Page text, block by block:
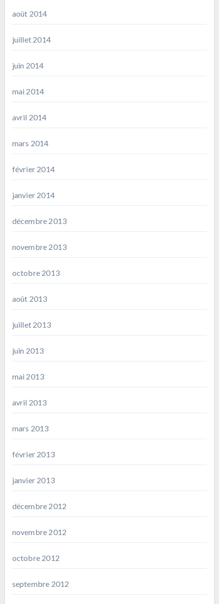
août 2014
juillet 2014
juin 2014
mai 2014
avril 2014
mars 2014
février 2014
janvier 2014
décembre 2013
novembre 2013
octobre 2013
août 2013
juillet 2013
juin 2013
mai 2013
avril 2013
mars 2013
février 2013
janvier 2013
décembre 2012
novembre 2012
octobre 2012
septembre 2012